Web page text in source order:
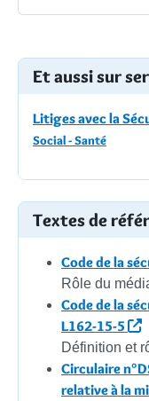
Et aussi sur
Litiges avec la
Social - Santé
Textes de
Code de la
Rôle du
Code de la
L162-15-5
Définition et
Circulaire
relative à la